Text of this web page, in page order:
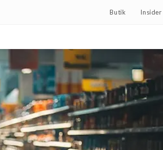
Butik Insider